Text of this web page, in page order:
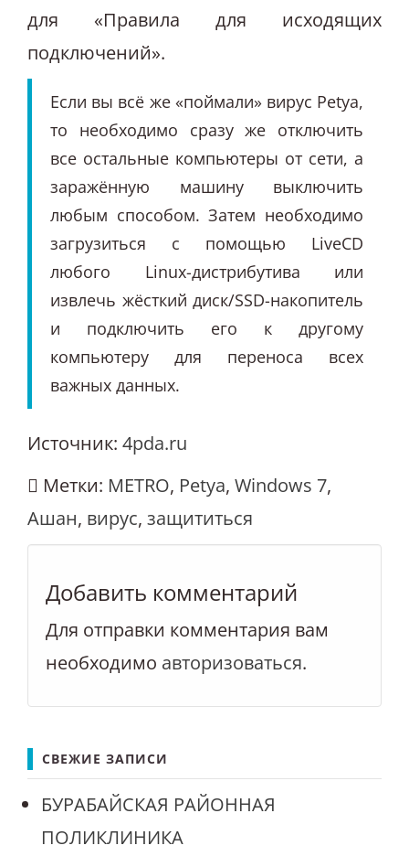
для «Правила для исходящих
подключений».
Если вы всё же «поймали» вирус Petya,
то необходимо сразу же отключить
все остальные компьютеры от сети, а
заражённую машину выключить
любым способом. Затем необходимо
загрузиться с помощью LiveCD
любого Linux-дистрибутива или
извлечь жёсткий диск/SSD-накопитель
и подключить его к другому
компьютеру для переноса всех
важных данных.
Источник: 4pda.ru
Метки: METRO, Petya, Windows 7,
Ашан, вирус, защититься
Добавить комментарий
Для отправки комментария вам
необходимо авторизоваться.
СВЕЖИЕ ЗАПИСИ
БУРАБАЙСКАЯ РАЙОННАЯ
ПОЛИКЛИНИКА